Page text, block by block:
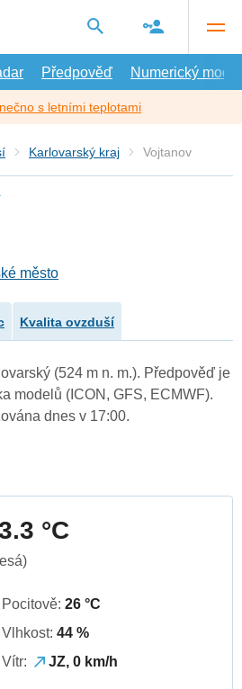
Předpověď Numerický model
s letními teplotami
Karlovarský kraj Vojtanov
město
Kvalita ovzduší
(524 m n. m.). Předpověď je
modelů (ICON, GFS, ECMWF).
dnes v 17:00.
°C
Pocitově: 26 °C
Vlhkost: 44 %
Vítr:
JZ, 0 km/h